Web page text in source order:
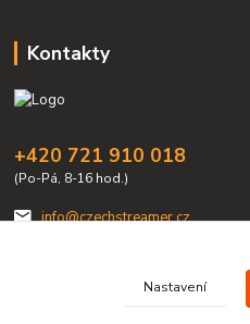
Kontakty
+420 721 910 018
(Po-Pá, 8-16 hod.)
info@czechstreamer.cz
Nastavení